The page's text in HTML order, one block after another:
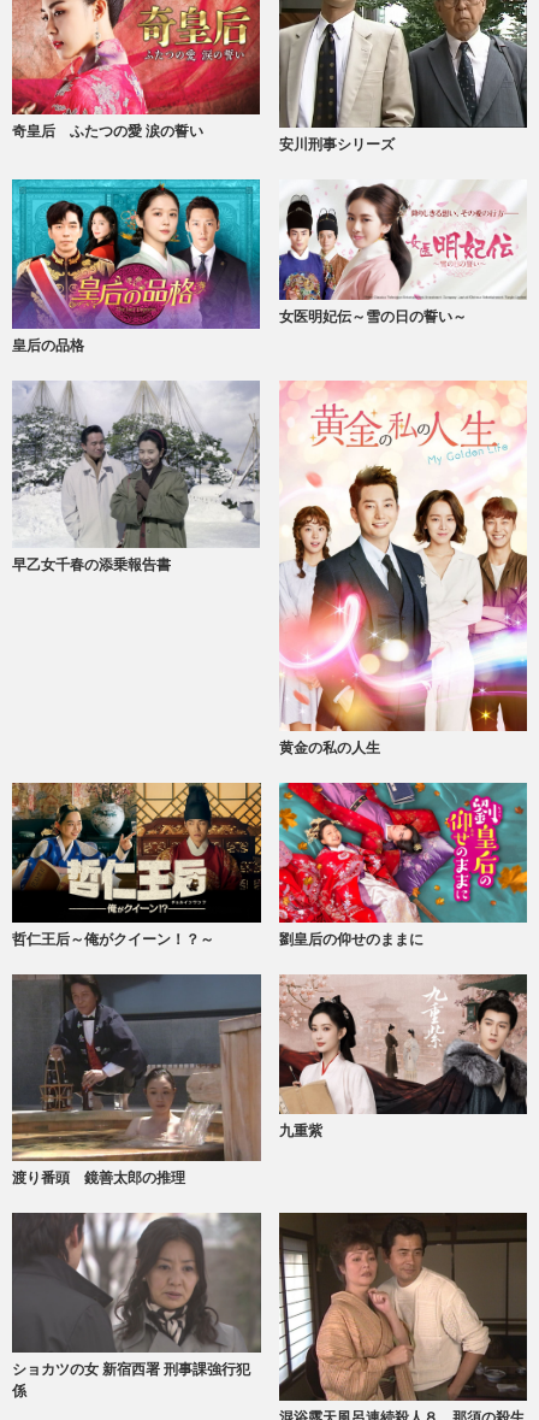
奇皇后 ふたつの愛 涙の誓い
安川刑事シリーズ
皇后の品格
女医明妃伝～雪の日の誓い～
早乙女千春の添乗報告書
黄金の私の人生
哲仁王后～俺がクイーン！？～ 劉皇后の仰せのままに
渡り番頭 鏡善太郎の推理
九重紫
ショカツの女 新宿西署 刑事課強行犯
係